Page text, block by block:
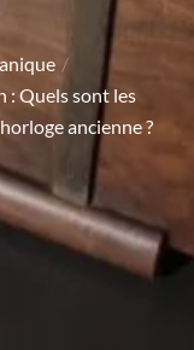
: Quels sont les
ancienne ?